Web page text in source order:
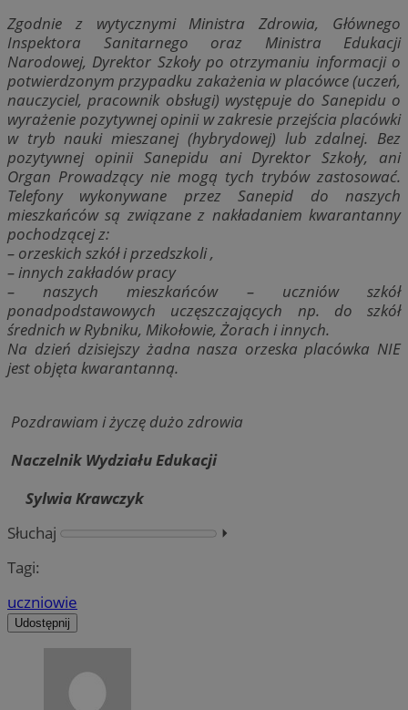
Zgodnie z wytycznymi Ministra Zdrowia, Głównego
Inspektora Sanitarnego oraz Ministra Edukacji
Narodowej, Dyrektor Szkoły po otrzymaniu informacji o
potwierdzonym przypadku zakażenia w placówce (uczeń,
nauczyciel, pracownik obsługi) występuje do Sanepidu o
wyrażenie pozytywnej opinii w zakresie przejścia placówki
w tryb nauki mieszanej (hybrydowej) lub zdalnej. Bez
pozytywnej opinii Sanepidu ani Dyrektor Szkoły, ani
Organ Prowadzący nie mogą tych trybów zastosować.
Telefony wykonywane przez Sanepid do naszych
mieszkańców są związane z nakładaniem kwarantanny
pochodzącej z:
– orzeskich szkół i przedszkoli ,
– innych zakładów pracy
– naszych mieszkańców – uczniów szkół
ponadpodstawowych uczęszczających np. do szkół
średnich w Rybniku, Mikołowie, Żorach i innych.
Na dzień dzisiejszy żadna nasza orzeska placówka NIE
jest objęta kwarantanną.
Pozdrawiam i życzę dużo zdrowia
Naczelnik Wydziału Edukacji
Sylwia Krawczyk
Słuchaj
⏵︎
Tagi:
uczniowie
Udostępnij